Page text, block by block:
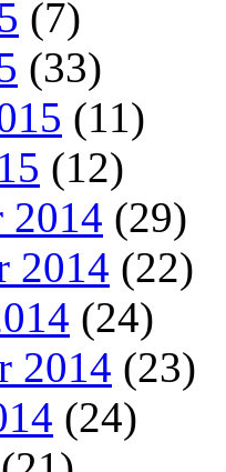
(7)
(33)
(11)
(12)
2014 (29)
2014 (22)
(24)
2014 (23)
(24)